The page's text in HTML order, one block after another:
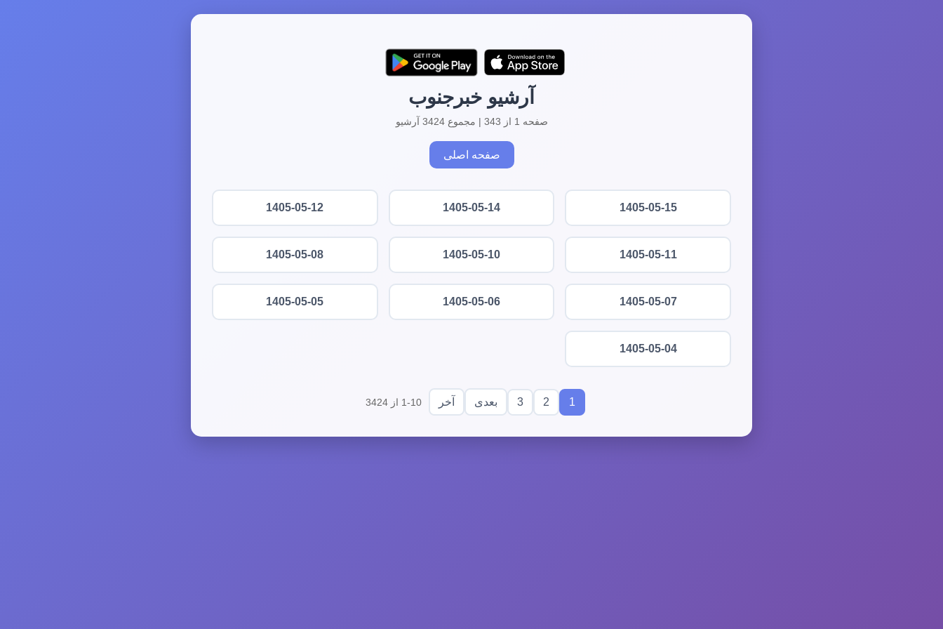
آرشیو خبرجنوب
صفحه 1 از 343 | مجموع 3424 آرشیو
صفحه اصلی
1405-05-15
1405-05-14
1405-05-12
1405-05-11
1405-05-10
1405-05-08
1405-05-07
1405-05-06
1405-05-05
1405-05-04
1
2
3 بعدی آخر 1-10 از 3424